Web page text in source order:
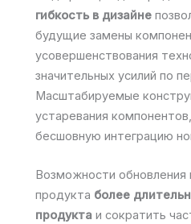
гибкость в дизайне
будущие замены
усовершенствования
значительных усилий по
Масштабируемые
устаревания
бесшовную интеграцию
Возможности
продукта более
продукта и сократить